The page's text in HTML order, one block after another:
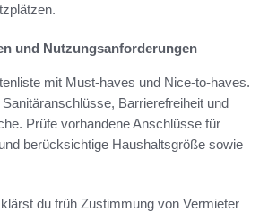
und Nutzungsanforderungen
mit Must-haves und Nice-to-haves.
Barrierefreiheit und
Prüfe vorhandene Anschlüsse für
berücksichtige Haushaltsgröße sowie
du früh Zustimmung von Vermieter